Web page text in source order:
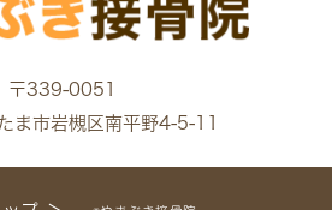
〒339-0051
ま市岩槻区南平野4-5-11